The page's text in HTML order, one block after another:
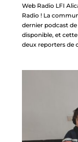
Web Radio LFI
Radio ! La
dernier podcast
disponible, et
deux reporters de